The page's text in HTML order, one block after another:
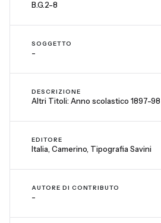
B.G.2-8
SOGGETTO
-
DESCRIZIONE
Altri Titoli: Anno scolastico 1897-98
EDITORE
Italia, Camerino, Tipografia Savini
AUTORE DI CONTRIBUTO
-